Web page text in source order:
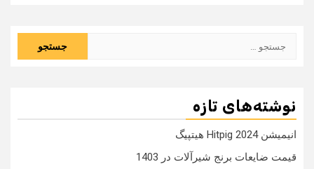
نوشته‌های تازه
انیمیشن Hitpig 2024 هیتپیگ
قیمت ضایعات برنج شیرآلات در 1403